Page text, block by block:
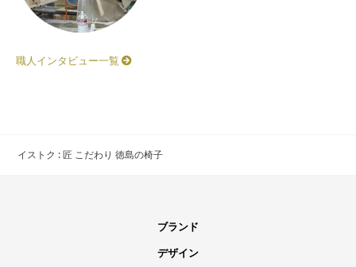
職人インタビュー一覧
イストク : 匠 こだわり 徳島の椅子
ブランド
デザイン